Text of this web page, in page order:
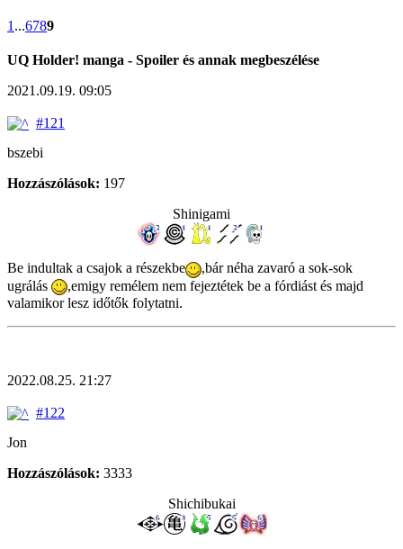
1 ...6789
UQ Holder! manga - Spoiler és annak megbeszélése
2021.09.19. 09:05
#121
bszebi
Hozzászólások: 197
Shinigami
Be indultak a csajok a részekbe
,bár néha zavaró a sok-sok
ugrálás
,emigy remélem nem fejeztétek be a fórdiást és majd
valamikor lesz időtők folytatni.
2022.08.25. 21:27
#122
Jon
Hozzászólások: 3333
Shichibukai